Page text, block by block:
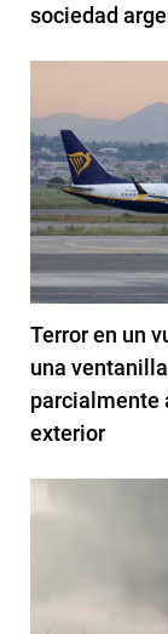
sociedad
Terror en un
una
parcialmente
exterior